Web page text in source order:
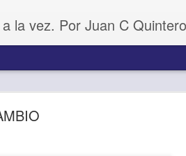
la vez. Por Juan C Quintero